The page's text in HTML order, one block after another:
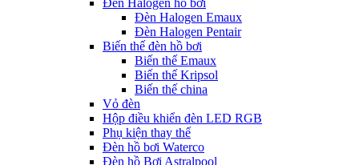
Đèn Halogen hồ bơi
Đèn Halogen Emaux
Đèn Halogen Pentair
Biến thế đèn hồ bơi
Biến thế Emaux
Biến thế Kripsol
Biến thế china
Vỏ đèn
Hộp điều khiển đèn LED RGB
Phụ kiện thay thế
Đèn hồ bơi Waterco
Đèn hồ Bơi Astralpool